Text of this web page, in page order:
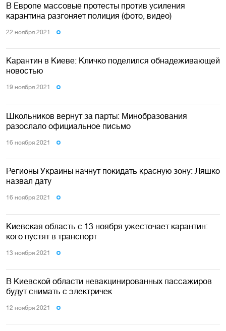
В Европе массовые протесты против усиления
карантина разгоняет полиция (фото, видео)
22 ноября 2021
Карантин в Киеве: Кличко поделился обнадеживающей
новостью
19 ноября 2021
Школьников вернут за парты: Минобразования
разослало официальное письмо
16 ноября 2021
Регионы Украины начнут покидать красную зону: Ляшко
назвал дату
16 ноября 2021
Киевская область с 13 ноября ужесточает карантин:
кого пустят в транспорт
13 ноября 2021
В Киевской области невакцинированных пассажиров
будут снимать с электричек
12 ноября 2021